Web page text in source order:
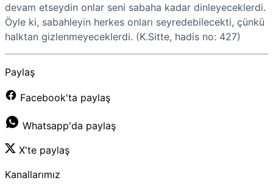
devam etseydin onlar seni sabaha kadar dinleyeceklerdi.
Öyle ki, sabahleyin herkes onları seyredebilecekti, çünkü
halktan gizlenmeyeceklerdi. (K.Sitte, hadis no: 427)
Paylaş
Facebook'ta paylaş
Whatsapp'da paylaş
X'te paylaş
Kanallarımız